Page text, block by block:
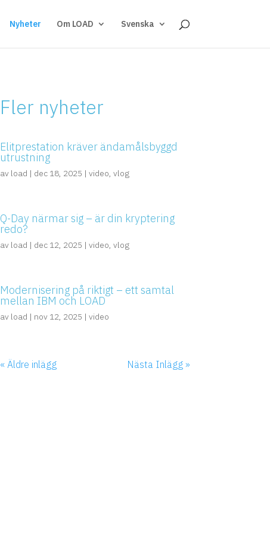
Nyheter Om LOAD Svenska
Fler nyheter
Elitprestation kräver ändamålsbyggd
utrustning
av load | dec 18, 2025 | video, vlog
Q-Day närmar sig – är din kryptering
redo?
av load | dec 12, 2025 | video, vlog
Modernisering på riktigt – ett samtal
mellan IBM och LOAD
av load | nov 12, 2025 | video
« Äldre inlägg Nästa Inlägg »